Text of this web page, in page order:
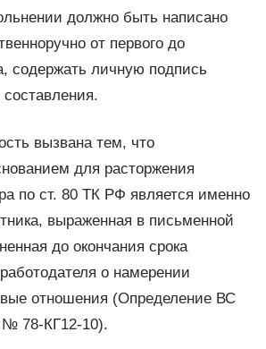
должно быть написано
от первого до
содержать личную подпись
вызвана тем, что
для расторжения
по ст. 80 ТК РФ является именно
выраженная в письменной
до окончания срока
о намерении
отношения (Определение ВС
78-КГ12-10).